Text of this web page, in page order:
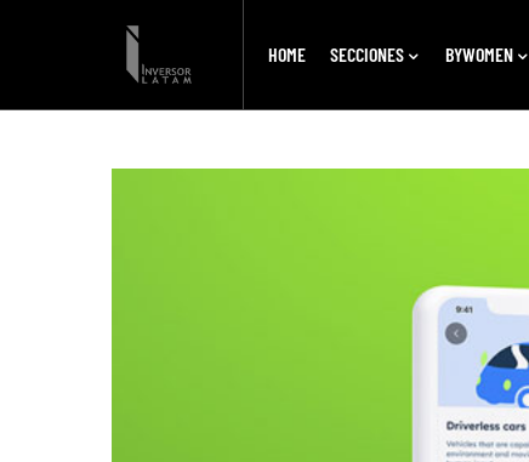
HOME SECCIONES BYWOMEN